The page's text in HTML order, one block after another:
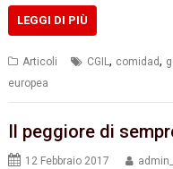
LEGGI DI PIÙ
Articoli CGIL, comidad,
europea
Il peggiore di
12 Febbraio 2017